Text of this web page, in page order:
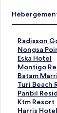
Radisson
L
i
e
n
o
u
v
r
a
Nongsa
L
i
e
n
o
u
v
r
Eska Hotel
L
i
e
n
o
u
v
Montigo
L
i
e
n
o
u
Batam
L
i
e
n
o
Turi Beach
L
i
e
n
Panbil
L
i
e
Ktm Resort
L
iHarris
L